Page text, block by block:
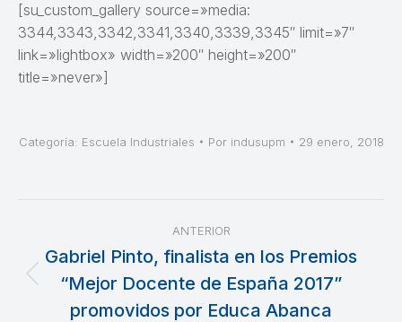
[su_custom_gallery source=»media:
3344,3343,3342,3341,3340,3339,3345″ limit=»7″
link=»lightbox» width=»200″ height=»200″
title=»never»]
Categoría: Escuela Industriales Por indusupm 29 enero, 2018
Navegación
entre
publicaciones
ANTERIOR
Publicación
anterior:
Gabriel Pinto, finalista en los Premios
“Mejor Docente de España 2017”
promovidos por Educa Abanca